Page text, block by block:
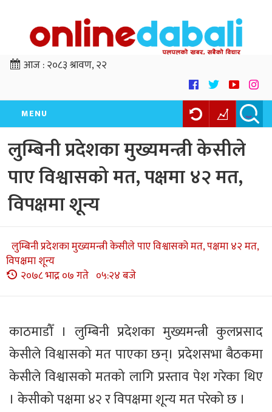
आज :२०८३ श्रावण, २२
MENU
लुम्बिनी प्रदेशका मुख्यमन्त्री केसीले
पाए विश्वासको मत, पक्षमा ४२ मत,
विपक्षमा शून्य
लुम्बिनी प्रदेशका मुख्यमन्त्री केसीले पाए विश्वासको मत, पक्षमा ४२ मत,
विपक्षमा शून्य
२०७८ भाद्र ०७ गते ०५:२४ बजे
काठमाडौँ । लुम्बिनी प्रदेशका मुख्यमन्त्री कुलप्रसाद
केसीले विश्वासको मत पाएका छन्। प्रदेशसभा बैठकमा
केसीले विश्वासको मतको लागि प्रस्ताव पेश गरेका थिए
। केसीको पक्षमा ४२ र विपक्षमा शून्य मत परेको छ ।